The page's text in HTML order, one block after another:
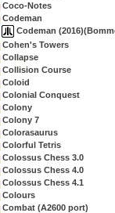
Coco-Notes
Codeman
Codeman
Cohen's Towers
Collapse
Collision Course
Coloid
Colonial Conquest
Colony
Colony 7
Colorasaurus
Colorful Tetris
Colossus Chess 3.0
Colossus Chess 4.0
Colossus Chess 4.1
Colours
Combat (A2600 port)